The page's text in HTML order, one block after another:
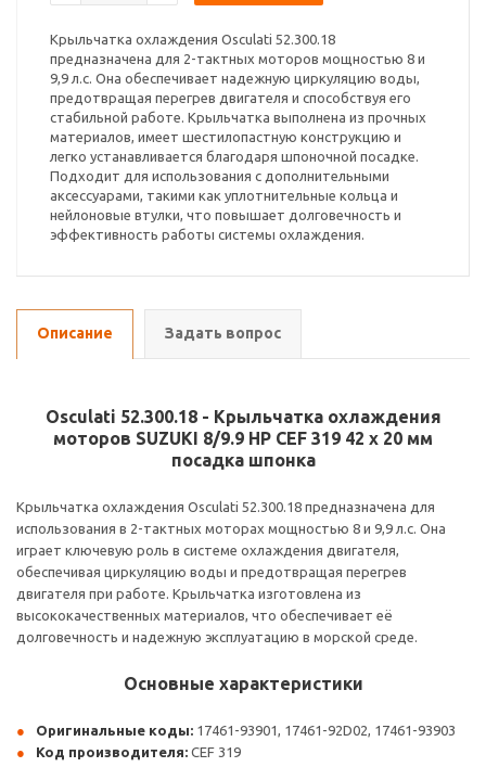
Крыльчатка охлаждения Osculati 52.300.18
предназначена для 2-тактных моторов мощностью 8 и
9,9 л.с. Она обеспечивает надежную циркуляцию воды,
предотвращая перегрев двигателя и способствуя его
стабильной работе. Крыльчатка выполнена из прочных
материалов, имеет шестилопастную конструкцию и
легко устанавливается благодаря шпоночной посадке.
Подходит для использования с дополнительными
аксессуарами, такими как уплотнительные кольца и
нейлоновые втулки, что повышает долговечность и
эффективность работы системы охлаждения.
Описание Задать вопрос
Osculati 52.300.18 - Крыльчатка охлаждения
моторов SUZUKI 8/9.9 HP CEF 319 42 x 20 мм
посадка шпонка
Крыльчатка охлаждения Osculati 52.300.18 предназначена для
использования в 2-тактных моторах мощностью 8 и 9,9 л.с. Она
играет ключевую роль в системе охлаждения двигателя,
обеспечивая циркуляцию воды и предотвращая перегрев
двигателя при работе. Крыльчатка изготовлена из
высококачественных материалов, что обеспечивает её
долговечность и надежную эксплуатацию в морской среде.
Основные характеристики
Оригинальные коды: 17461-93901, 17461-92D02, 17461-93903
Код производителя: CEF 319